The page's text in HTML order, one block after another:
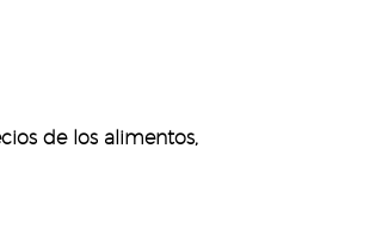
de los alimentos,